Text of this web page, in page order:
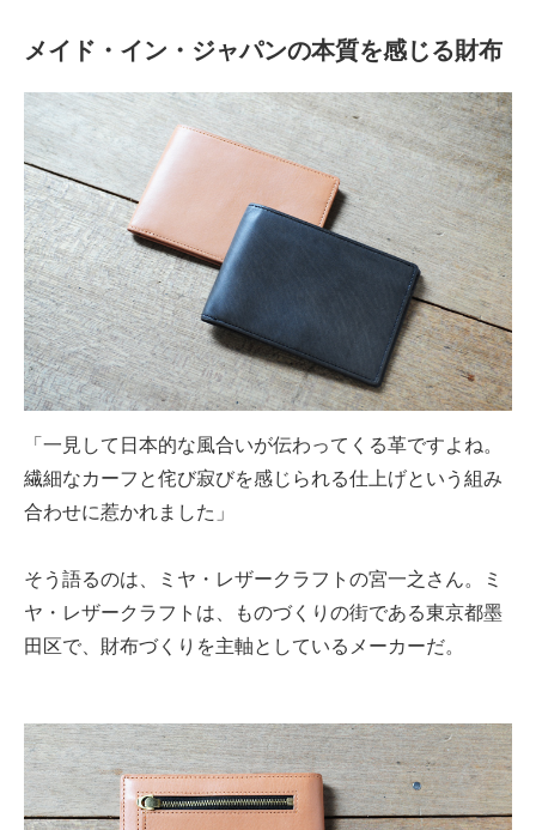
メイド・イン・ジャパンの本質を感じる財布
「一見して日本的な風合いが伝わってくる革ですよね。
繊細なカーフと侘び寂びを感じられる仕上げという組み
合わせに惹かれました」
そう語るのは、ミヤ・レザークラフトの宮一之さん。ミ
ヤ・レザークラフトは、ものづくりの街である東京都墨
田区で、財布づくりを主軸としているメーカーだ。